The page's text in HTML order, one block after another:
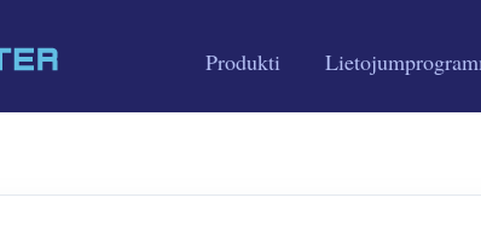
Produkti